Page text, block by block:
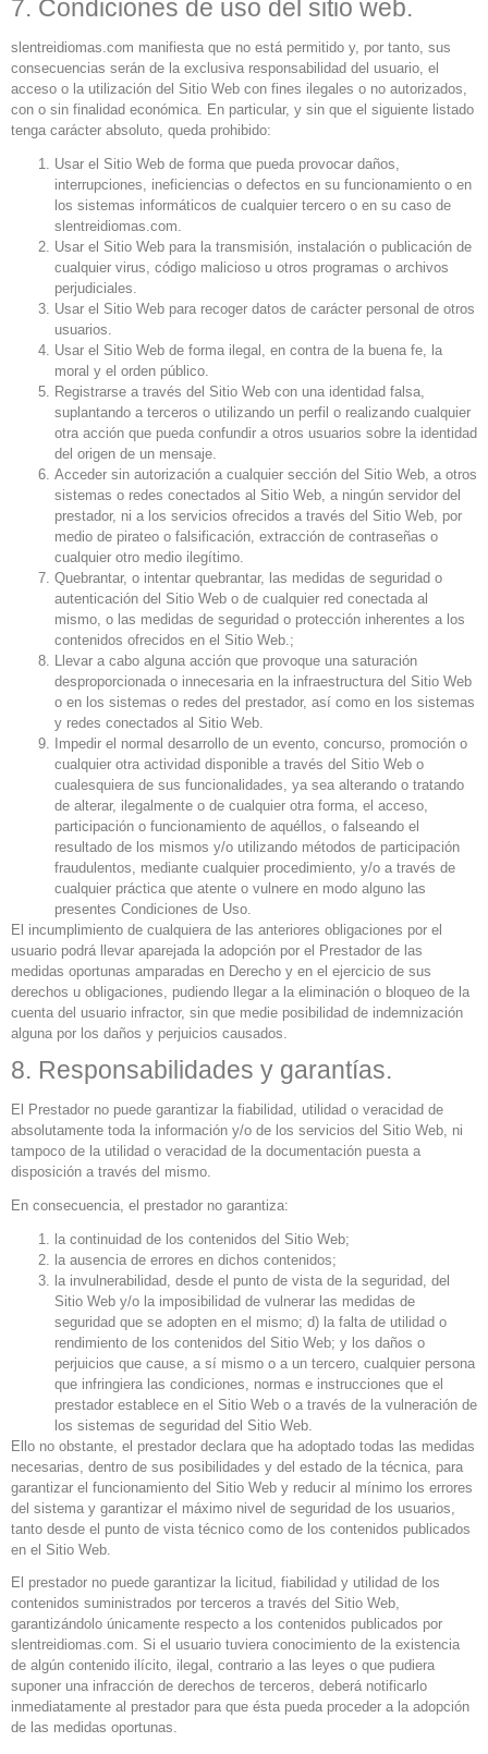
7. Condiciones de uso del sitio web.
slentreidiomas.com manifiesta que no está permitido y, por tanto, sus
consecuencias serán de la exclusiva responsabilidad del usuario, el
acceso o la utilización del Sitio Web con fines ilegales o no autorizados,
con o sin finalidad económica. En particular, y sin que el siguiente listado
tenga carácter absoluto, queda prohibido:
Usar el Sitio Web de forma que pueda provocar daños,
interrupciones, ineficiencias o defectos en su funcionamiento o en
los sistemas informáticos de cualquier tercero o en su caso de
slentreidiomas.com.
Usar el Sitio Web para la transmisión, instalación o publicación de
cualquier virus, código malicioso u otros programas o archivos
perjudiciales.
Usar el Sitio Web para recoger datos de carácter personal de otros
usuarios.
Usar el Sitio Web de forma ilegal, en contra de la buena fe, la
moral y el orden público.
Registrarse a través del Sitio Web con una identidad falsa,
suplantando a terceros o utilizando un perfil o realizando cualquier
otra acción que pueda confundir a otros usuarios sobre la identidad
del origen de un mensaje.
Acceder sin autorización a cualquier sección del Sitio Web, a otros
sistemas o redes conectados al Sitio Web, a ningún servidor del
prestador, ni a los servicios ofrecidos a través del Sitio Web, por
medio de pirateo o falsificación, extracción de contraseñas o
cualquier otro medio ilegítimo.
Quebrantar, o intentar quebrantar, las medidas de seguridad o
autenticación del Sitio Web o de cualquier red conectada al
mismo, o las medidas de seguridad o protección inherentes a los
contenidos ofrecidos en el Sitio Web.;
Llevar a cabo alguna acción que provoque una saturación
desproporcionada o innecesaria en la infraestructura del Sitio Web
o en los sistemas o redes del prestador, así como en los sistemas
y redes conectados al Sitio Web.
Impedir el normal desarrollo de un evento, concurso, promoción o
cualquier otra actividad disponible a través del Sitio Web o
cualesquiera de sus funcionalidades, ya sea alterando o tratando
de alterar, ilegalmente o de cualquier otra forma, el acceso,
participación o funcionamiento de aquéllos, o falseando el
resultado de los mismos y/o utilizando métodos de participación
fraudulentos, mediante cualquier procedimiento, y/o a través de
cualquier práctica que atente o vulnere en modo alguno las
presentes Condiciones de Uso.
El incumplimiento de cualquiera de las anteriores obligaciones por el
usuario podrá llevar aparejada la adopción por el Prestador de las
medidas oportunas amparadas en Derecho y en el ejercicio de sus
derechos u obligaciones, pudiendo llegar a la eliminación o bloqueo de la
cuenta del usuario infractor, sin que medie posibilidad de indemnización
alguna por los daños y perjuicios causados.
8. Responsabilidades y garantías.
El Prestador no puede garantizar la fiabilidad, utilidad o veracidad de
absolutamente toda la información y/o de los servicios del Sitio Web, ni
tampoco de la utilidad o veracidad de la documentación puesta a
disposición a través del mismo.
En consecuencia, el prestador no garantiza:
la continuidad de los contenidos del Sitio Web;
la ausencia de errores en dichos contenidos;
la invulnerabilidad, desde el punto de vista de la seguridad, del
Sitio Web y/o la imposibilidad de vulnerar las medidas de
seguridad que se adopten en el mismo; d) la falta de utilidad o
rendimiento de los contenidos del Sitio Web; y los daños o
perjuicios que cause, a sí mismo o a un tercero, cualquier persona
que infringiera las condiciones, normas e instrucciones que el
prestador establece en el Sitio Web o a través de la vulneración de
los sistemas de seguridad del Sitio Web.
Ello no obstante, el prestador declara que ha adoptado todas las medidas
necesarias, dentro de sus posibilidades y del estado de la técnica, para
garantizar el funcionamiento del Sitio Web y reducir al mínimo los errores
del sistema y garantizar el máximo nivel de seguridad de los usuarios,
tanto desde el punto de vista técnico como de los contenidos publicados
en el Sitio Web.
El prestador no puede garantizar la licitud, fiabilidad y utilidad de los
contenidos suministrados por terceros a través del Sitio Web,
garantizándolo únicamente respecto a los contenidos publicados por
slentreidiomas.com. Si el usuario tuviera conocimiento de la existencia
de algún contenido ilícito, ilegal, contrario a las leyes o que pudiera
suponer una infracción de derechos de terceros, deberá notificarlo
inmediatamente al prestador para que ésta pueda proceder a la adopción
de las medidas oportunas.